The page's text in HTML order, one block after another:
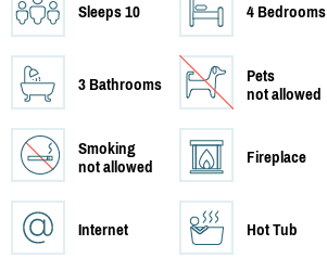
Sleeps 10 4 Bedrooms
3 Bathrooms
Pets
not allowed
Smoking
not allowed
Fireplace
Internet Hot Tub